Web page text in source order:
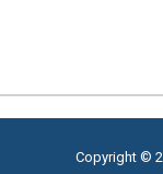
Copyright ©